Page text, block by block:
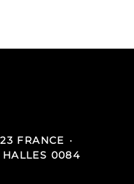
FRANCE ·
HALLES 0084